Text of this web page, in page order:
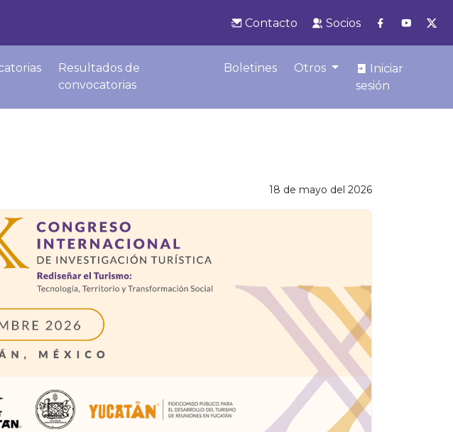
Contacto Socios
Resultados de
convocatorias
Boletines Otros
Iniciar
sesión
18 de mayo del 2026